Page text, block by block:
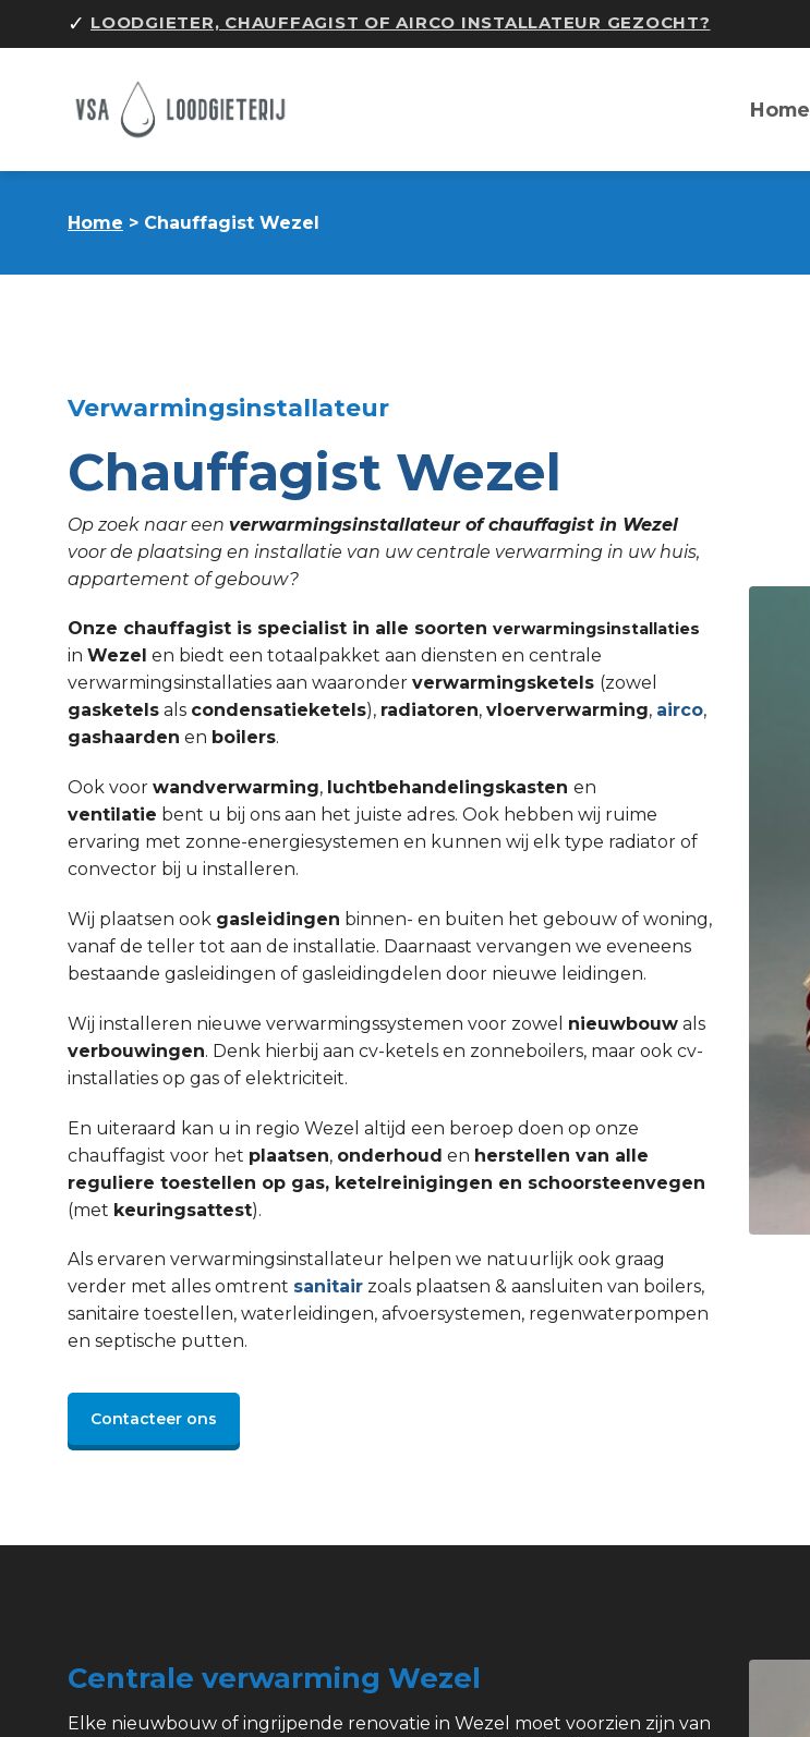
✓ LOODGIETER, CHAUFFAGIST OF AIRCO INSTALLATEUR GEZOCHT?
Home
Home > Chauffagist Wezel
Verwarmingsinstallateur
Chauffagist Wezel
Op zoek naar een verwarmingsinstallateur of chauffagist in Wezel
voor de plaatsing en installatie van uw centrale verwarming in uw huis,
appartement of gebouw?
Onze chauffagist is specialist in alle soorten verwarmingsinstallaties
in Wezel en biedt een totaalpakket aan diensten en centrale
verwarmingsinstallaties aan waaronder verwarmingsketels (zowel
gasketels als condensatieketels), radiatoren, vloerverwarming, airco,
gashaarden en boilers.
Ook voor wandverwarming, luchtbehandelingskasten en
ventilatie bent u bij ons aan het juiste adres. Ook hebben wij ruime
ervaring met zonne-energiesystemen en kunnen wij elk type radiator of
convector bij u installeren.
Wij plaatsen ook gasleidingen binnen- en buiten het gebouw of woning,
vanaf de teller tot aan de installatie. Daarnaast vervangen we eveneens
bestaande gasleidingen of gasleidingdelen door nieuwe leidingen.
Wij installeren nieuwe verwarmingssystemen voor zowel nieuwbouw als
verbouwingen. Denk hierbij aan cv-ketels en zonneboilers, maar ook cv-
installaties op gas of elektriciteit.
En uiteraard kan u in regio Wezel altijd een beroep doen op onze
chauffagist voor het plaatsen, onderhoud en herstellen van alle
reguliere toestellen op gas, ketelreinigingen en schoorsteenvegen
(met keuringsattest).
Als ervaren verwarmingsinstallateur helpen we natuurlijk ook graag
verder met alles omtrent sanitair zoals plaatsen & aansluiten van boilers,
sanitaire toestellen, waterleidingen, afvoersystemen, regenwaterpompen
en septische putten.
Contacteer ons
Centrale verwarming Wezel
Elke nieuwbouw of ingrijpende renovatie in Wezel moet voorzien zijn van